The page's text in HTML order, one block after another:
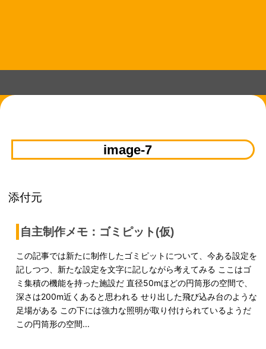
プ
image-7
添付元
自主制作メモ：ゴミピット(仮)
この記事では新たに制作したゴミピットについて、今ある設定を
記しつつ、新たな設定を文字に記しながら考えてみる ここはゴ
ミ集積の機能を持った施設だ 直径50mほどの円筒形の空間で、
深さは200m近くあると思われる せり出した飛び込み台のような
足場がある この下には強力な照明が取り付けられているようだ
この円筒形の空間...